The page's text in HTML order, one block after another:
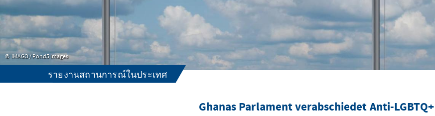
IMAGO / Pond5 Images
รายงานสถานการณ์ในประเทศ
Ghanas Parlament verabschiedet Anti-